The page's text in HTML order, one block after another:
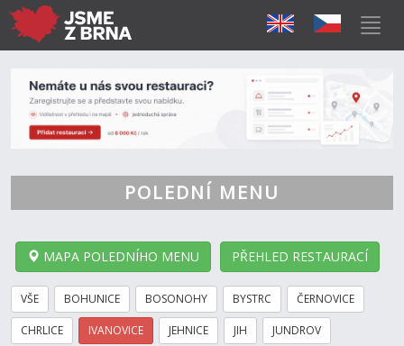
POLEDNÍ MENU
MAPA POLEDNÍHO MENU PŘEHLED RESTAURACÍ
VŠE BOHUNICE BOSONOHY BYSTRC ČERNOVICE
CHRLICE IVANOVICE JEHNICE JIH JUNDROV